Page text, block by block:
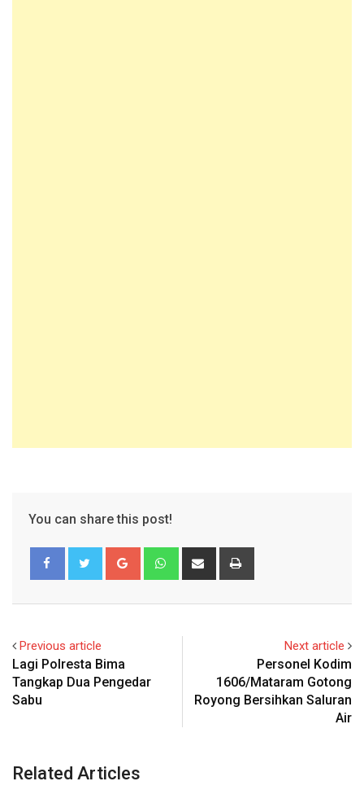
You can share this post!
Google+ WhatsappShare
Previous article
Lagi Polresta Bima
Tangkap Dua Pengedar
Sabu
Next article
Personel Kodim
1606/Mataram Gotong
Royong Bersihkan Saluran
Air
Related Articles